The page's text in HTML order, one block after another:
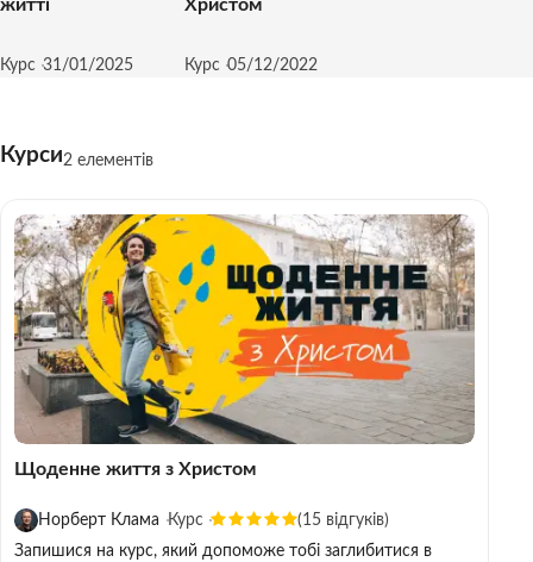
житті
Курс 31/01/2025
Христом
Курс 05/12/2022
Курси2 елементів
Щоденне життя з Христом
Норберт Клама Курс
(15 відгуків)
Запишися на курс, який допоможе тобі заглибитися в